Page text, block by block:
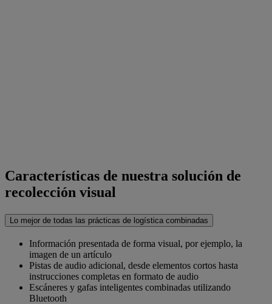
Características de nuestra solución de
recolección visual
Lo mejor de todas las prácticas de logística combinadas
Información presentada de forma visual, por ejemplo, la
imagen de un artículo
Pistas de audio adicional, desde elementos cortos hasta
instrucciones completas en formato de audio
Escáneres y gafas inteligentes combinadas utilizando
Bluetooth